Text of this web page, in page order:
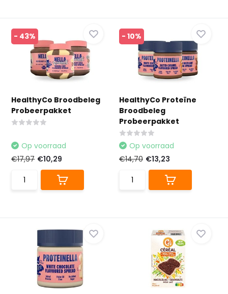
- 43%
HealthyCo Broodbeleg
Probeerpakket
Op voorraad
€17,97 €10,29
- 10%
HealthyCo Proteïne
Broodbeleg
Probeerpakket
Op voorraad
€14,70 €13,23